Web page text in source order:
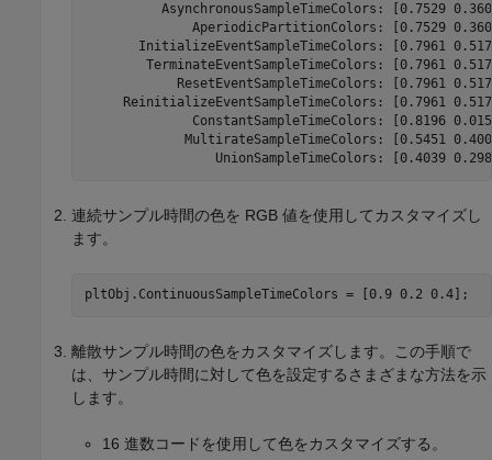
AsynchronousSampleTimeColors: [0.7529
AperiodicPartitionColors: [0.7529
InitializeEventSampleTimeColors: [0.7961
TerminateEventSampleTimeColors: [0.7961
ResetEventSampleTimeColors: [0.7961
ReinitializeEventSampleTimeColors: [0.7961
ConstantSampleTimeColors: [0.8196
MultirateSampleTimeColors: [0.5451
UnionSampleTimeColors: [0.4039
連続サンプル時間の色を RGB 値を使用してカスタマイズし
ます。
pltObj.ContinuousSampleTimeColors = [0.9 0.2 0.4];
離散サンプル時間の色をカスタマイズします。この手順で
は、サンプル時間に対して色を設定するさまざまな方法を示
します。
16 進数コードを使用して色をカスタマイズする。